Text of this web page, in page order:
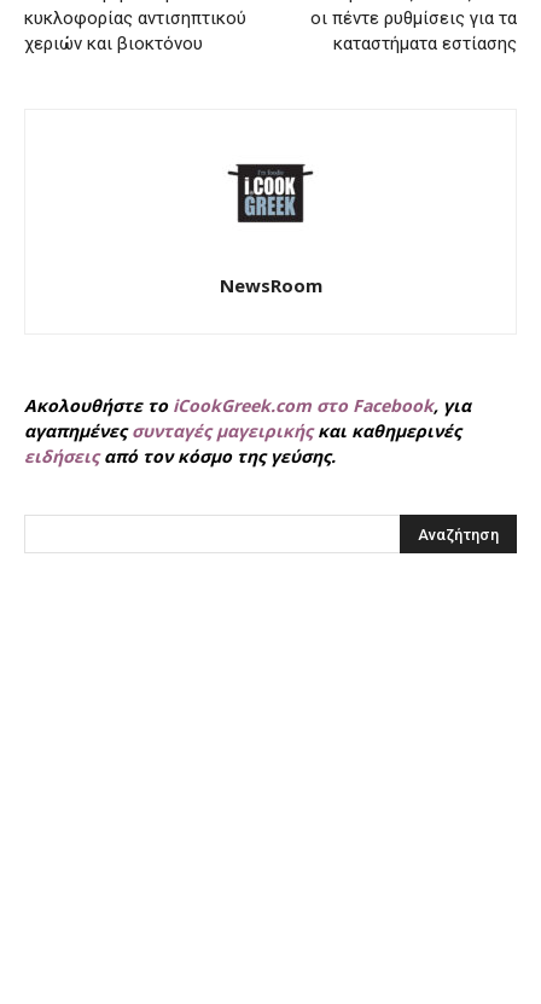
κυκλοφορίας αντισηπτικού
χεριών και βιοκτόνου
οι πέντε ρυθμίσεις για τα
καταστήματα εστίασης
NewsRoom
Ακολουθήστε το iCookGreek.com στο Facebook, για
αγαπημένεςσυνταγές μαγειρικήςκαι καθημερινές
ειδήσειςαπό τον κόσμο της γεύσης.